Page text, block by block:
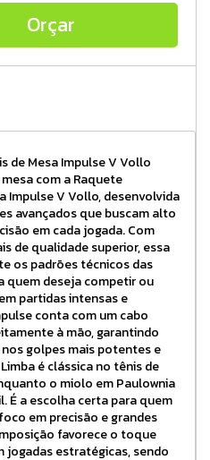
Orçar
de Mesa Impulse V Vollo
com a Raquete
Impulse V Vollo, desenvolvida
avançados que buscam alto
em cada jogada. Com
de qualidade superior, essa
os padrões técnicos das
quem deseja competir ou
partidas intensas e
conta com um cabo
à mão, garantindo
golpes mais potentes e
é clássica no tênis de
o miolo em Paulownia
É a escolha certa para quem
em precisão e grandes
favorece o toque
jogadas estratégicas, sendo